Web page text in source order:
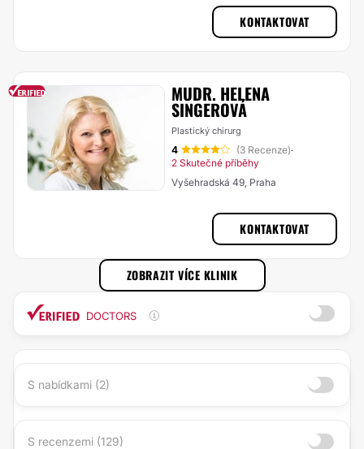
KONTAKTOVAT
MUDR. HELENA
SINGEROVÁ
Plastický chirurg
4 (3 Recenze)·
2 Skutečné příběhy
Vyšehradská 49, Praha
KONTAKTOVAT
ZOBRAZIT VÍCE KLINIK
DOCTORS
S nabídkami (2)
S recenzemi (129)